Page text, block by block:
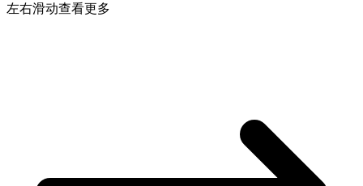
左右滑动查看更多